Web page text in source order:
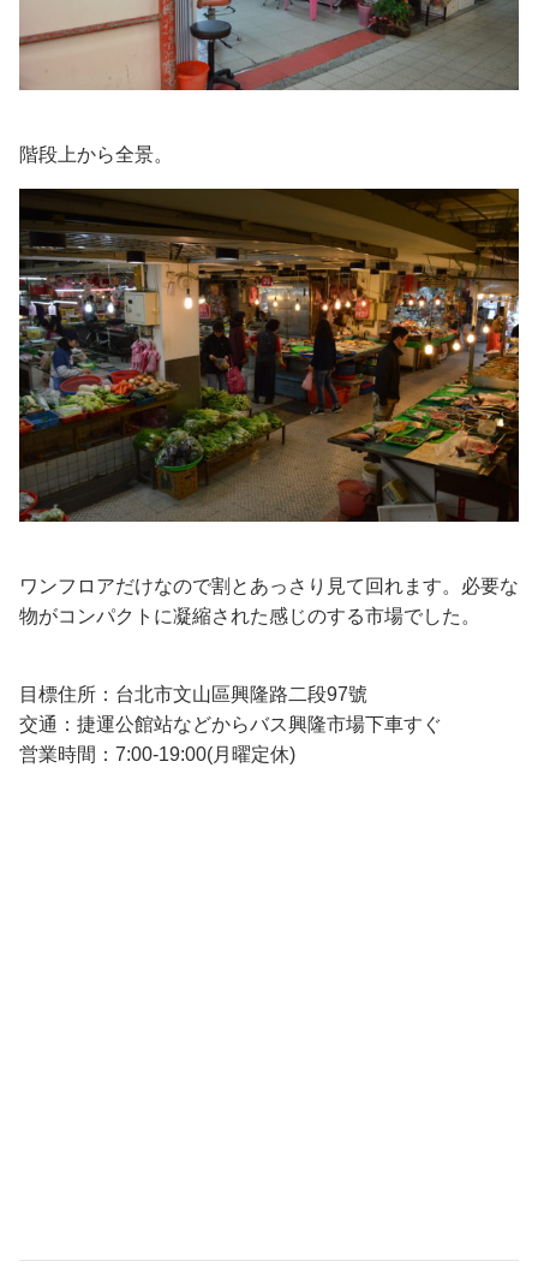
階段上から全景。
ワンフロアだけなので割とあっさり見て回れます。必要な
物がコンパクトに凝縮された感じのする市場でした。
目標住所：台北市文山區興隆路二段97號
交通：捷運公館站などからバス興隆市場下車すぐ
営業時間：7:00-19:00(月曜定休)